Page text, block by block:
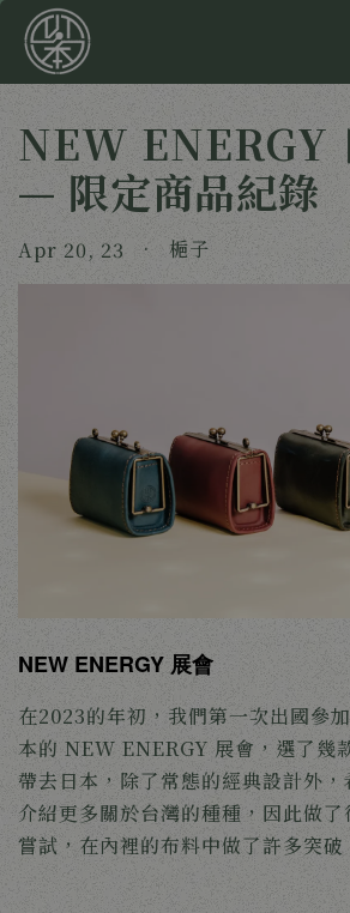
NEW ENERGY
— 限定商品紀錄
Apr 20, 23 • 梔子
NEW ENERGY 展會
在2023的年初，我們第一次出國參
本的 NEW ENERGY 展會，選了幾
帶去日本，除了常態的經典設計外
介紹更多關於台灣的種種，因此做
嘗試，在內裡的布料中做了許多突破